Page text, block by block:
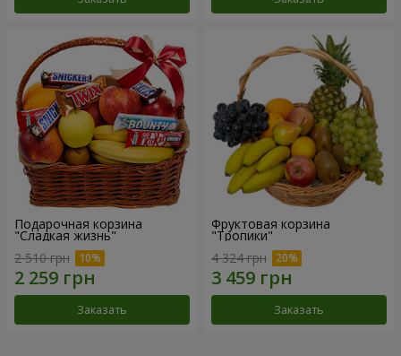
Подарочная корзина
"Сладкая жизнь"
2 510 грн
Заказать
Фруктовая корзина
"Тропики"
4 324 грн
Заказать